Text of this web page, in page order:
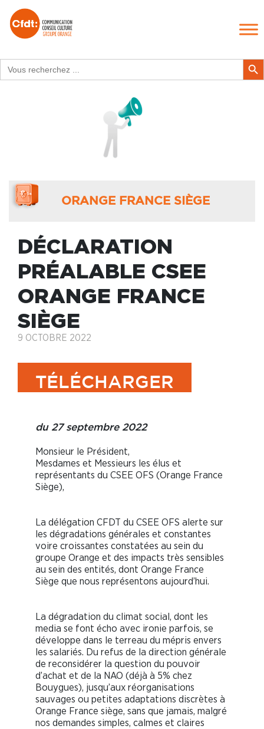
for:
Search
ORANGE FRANCE SIÈGE
DÉCLARATION
PRÉALABLE CSEE
ORANGE FRANCE
SIÈGE
9 OCTOBRE 2022
TÉLÉCHARGER
du 27 septembre 2022
Monsieur le Président,
Mesdames et Messieurs les élus et
représentants du CSEE OFS (Orange France
Siège),
La délégation CFDT du CSEE OFS alerte sur
les dégradations générales et constantes
voire croissantes constatées au sein du
groupe Orange et des impacts très sensibles
au sein des entités, dont Orange France
Siège que nous représentons aujourd’hui.
La dégradation du climat social, dont les
media se font écho avec ironie parfois, se
développe dans le terreau du mépris envers
les salariés. Du refus de la direction générale
de reconsidérer la question du pouvoir
d’achat et de la NAO (déjà à 5% chez
Bouygues), jusqu’aux réorganisations
sauvages ou petites adaptations discrètes à
Orange France siège, sans que jamais, malgré
nos demandes simples, calmes et claires